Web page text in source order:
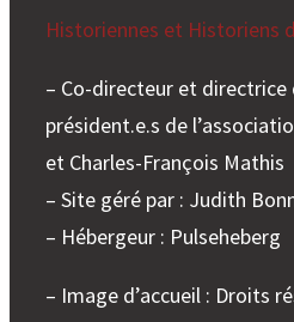
Historiennes et Historiens
– Co-directeur et directrice
président.e.s de
et Charles-François Mathis
– Site géré par : Judith
– Hébergeur : Pulseheberg
– Image d’accueil : Droits